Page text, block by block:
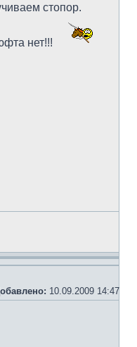
стопор.
нет!!!
10.09.2009 14:47